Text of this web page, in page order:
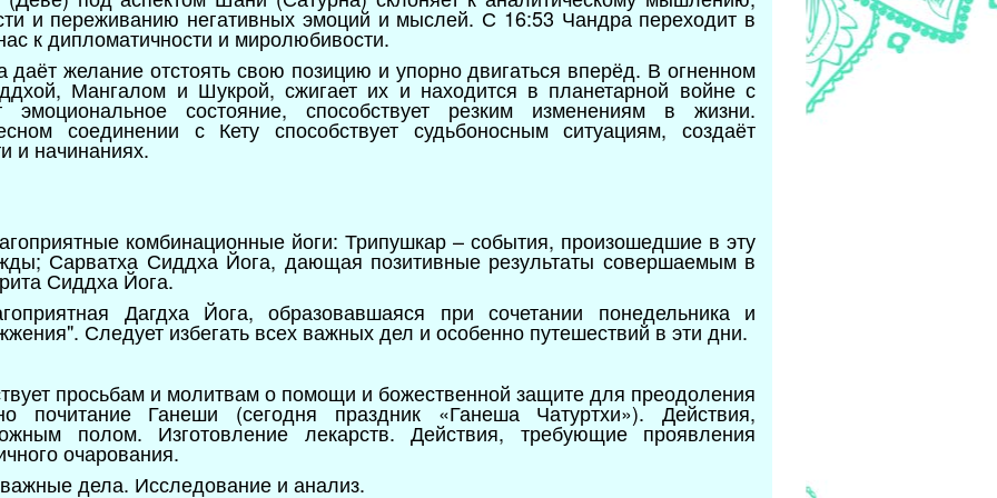
и переживанию негативных эмоций и мыслей. С 16:53 Чандра переходит в
к дипломатичности и миролюбивости.
даёт желание отстоять свою позицию и упорно двигаться вперёд. В огненном
Мангалом и Шукрой, сжигает их и находится в планетарной войне с
состояние, способствует резким изменениям в жизни.
соединении с Кету способствует судьбоносным ситуациям, создаёт
и начинаниях.
комбинационные йоги: Трипушкар – события, произошедшие в эту
Сарватха Сиддха Йога, дающая позитивные результаты совершаемым в
Сиддха Йога.
Дагдха Йога, образовавшаяся при сочетании понедельника и
Следует избегать всех важных дел и особенно путешествий в эти дни.
просьбам и молитвам о помощи и божественной защите для преодоления
почитание Ганеши (сегодня праздник «Ганеша Чатуртхи»). Действия,
полом. Изготовление лекарств. Действия, требующие проявления
очарования.
дела. Исследование и анализ.